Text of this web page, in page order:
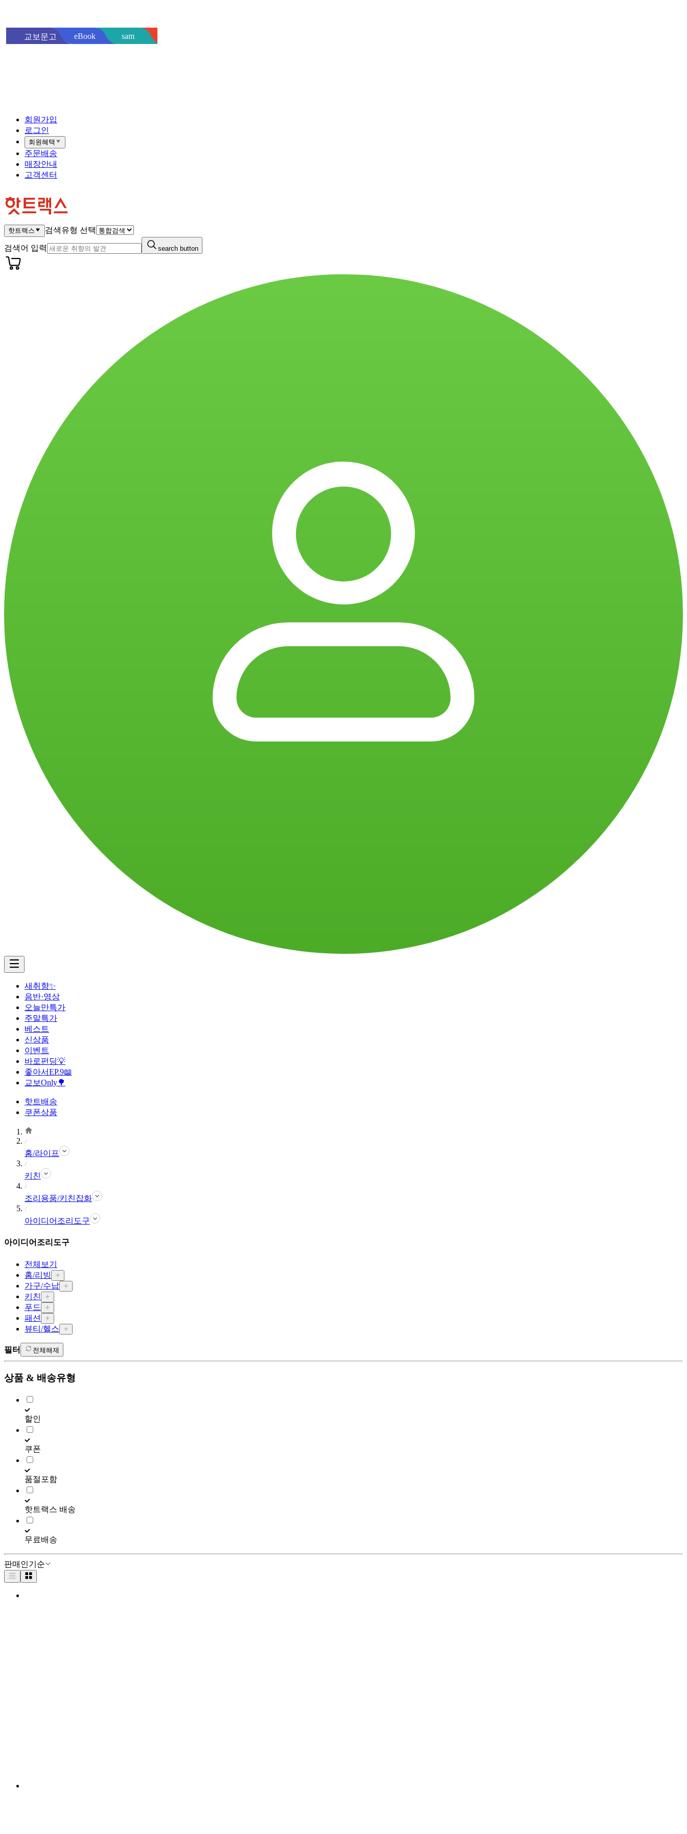
교보문고 eBook sam
회원가입
로그인
회원혜택
주문배송
매장안내
고객센터
핫트랙스 검색유형 선택
검색어 입력 search button
새취향✨
음반·영상
오늘만특가
주말특가
베스트
신상품
이벤트
바로펀딩💡
좋아서EP.9📖
교보Only🌳
핫트배송
쿠폰상품
홈/라이프
키친
조리용품/키친잡화
아이디어조리도구
아이디어조리도구
전체보기
홈/리빙
가구/수납
키친
푸드
패션
뷰티/헬스
필터 전체해제
상품 & 배송유형
할인
쿠폰
품절포함
핫트랙스 배송
무료배송
판매인기순